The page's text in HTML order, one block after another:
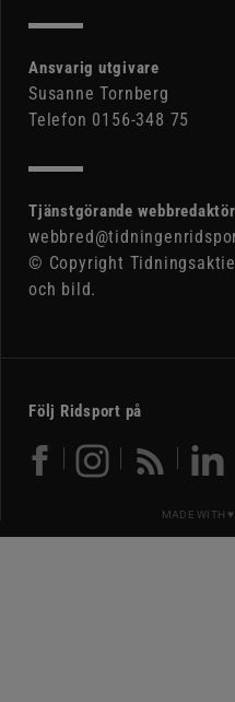
Ansvarig utgivare
Susanne Tornberg
Telefon 0156-348 75
Tjänstgörande
© Copyright
och bild.
Följ Ridsport på
MADE WITH ♥